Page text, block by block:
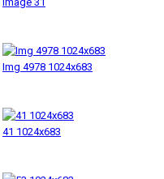
Img 4978 1024x683
41 1024x683